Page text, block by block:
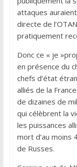
attaques
directe de
pratiquement
Donc ce « je
en présence du
chefs d’état
alliés de la
de dizaines de
qui célèbrent la
les puissances
mort d’au moins
de Russes.